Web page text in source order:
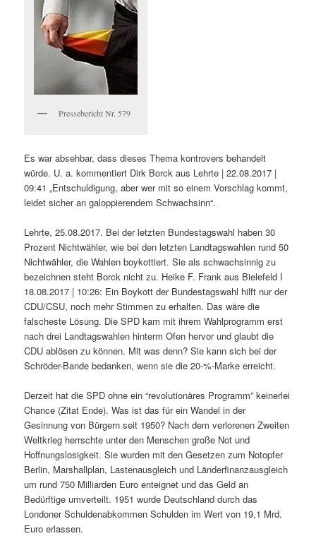
Pressebericht Nr. 579
Es war absehbar, dass dieses Thema kontrovers behandelt
würde. U. a. kommentiert Dirk Borck aus Lehrte | 22.08.2017 |
09:41 „Entschuldigung, aber wer mit so einem Vorschlag kommt,
leidet sicher an galoppierendem Schwachsinn“.
Lehrte, 25.08.2017. Bei der letzten Bundestagswahl haben 30
Prozent Nichtwähler, wie bei den letzten Landtagswahlen rund 50
Nichtwähler, die Wahlen boykottiert. Sie als schwachsinnig zu
bezeichnen steht Borck nicht zu. Heike F. Frank aus Bielefeld I
18.08.2017 | 10:26: Ein Boykott der Bundestagswahl hilft nur der
CDU/CSU, noch mehr Stimmen zu erhalten. Das wäre die
falscheste Lösung. Die SPD kam mit ihrem Wahlprogramm erst
nach drei Landtagswahlen hinterm Ofen hervor und glaubt die
CDU ablösen zu können. Mit was denn? Sie kann sich bei der
Schröder-Bande bedanken, wenn sie die 20-%-Marke erreicht.
Derzeit hat die SPD ohne ein “revolutionäres Programm” keinerlei
Chance (Zitat Ende). Was ist das für ein Wandel in der
Gesinnung von Bürgern seit 1950? Nach dem verlorenen Zweiten
Weltkrieg herrschte unter den Menschen große Not und
Hoffnungslosigkeit. Sie wurden mit den Gesetzen zum Notopfer
Berlin, Marshallplan, Lastenausgleich und Länderfinanzausgleich
um rund 750 Milliarden Euro enteignet und das Geld an
Bedürftige umverteilt. 1951 wurde Deutschland durch das
Londoner Schuldenabkommen Schulden im Wert von 19,1 Mrd.
Euro erlassen.